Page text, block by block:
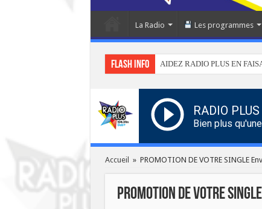
La Radio Les programmes
Flash info AIDEZ RADIO PLUS EN
RADIO PLUS
Bien plus
Accueil » PROMOTION DE VOTRE SINGLE
PROMOTION DE VOTRE